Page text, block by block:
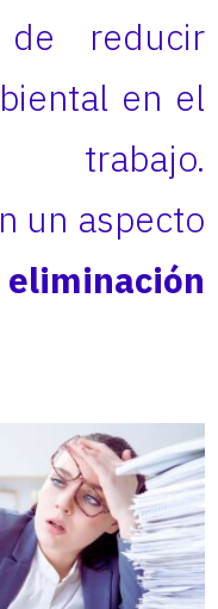
de reducir
en el
un aspecto